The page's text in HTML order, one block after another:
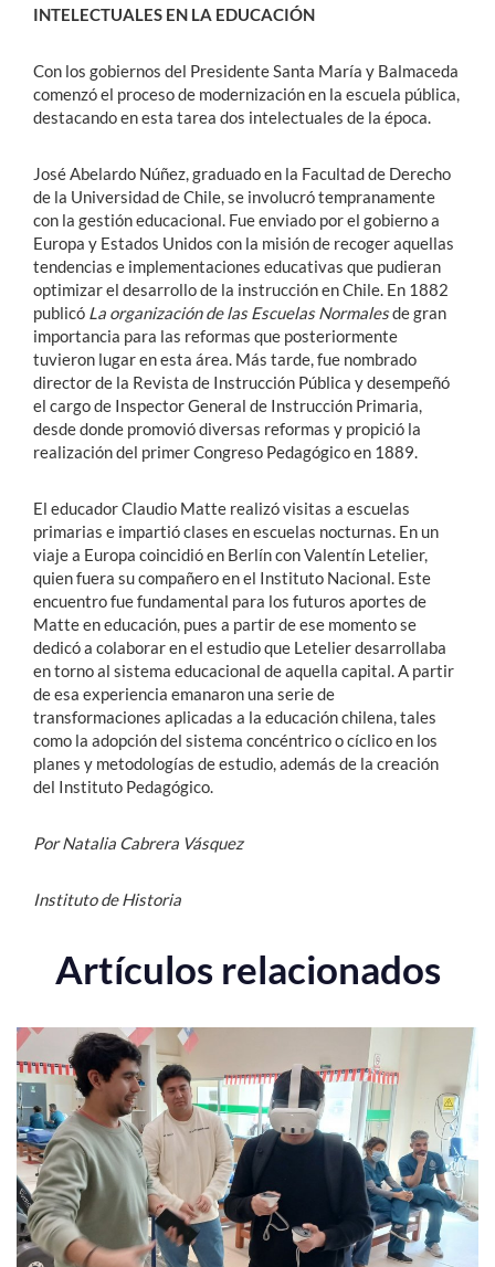
INTELECTUALES EN LA EDUCACIÓN
Con los gobiernos del Presidente Santa María y Balmaceda
comenzó el proceso de modernización en la escuela pública,
destacando en esta tarea dos intelectuales de la época.
José Abelardo Núñez, graduado en la Facultad de Derecho
de la Universidad de Chile, se involucró tempranamente
con la gestión educacional. Fue enviado por el gobierno a
Europa y Estados Unidos con la misión de recoger aquellas
tendencias e implementaciones educativas que pudieran
optimizar el desarrollo de la instrucción en Chile. En 1882
publicó La organización de las Escuelas Normalesde gran
importancia para las reformas que posteriormente
tuvieron lugar en esta área. Más tarde, fue nombrado
director de la Revista de Instrucción Pública y desempeñó
el cargo de Inspector General de Instrucción Primaria,
desde donde promovió diversas reformas y propició la
realización del primer Congreso Pedagógico en 1889.
El educador Claudio Matte realizó visitas a escuelas
primarias e impartió clases en escuelas nocturnas. En un
viaje a Europa coincidió en Berlín con Valentín Letelier,
quien fuera su compañero en el Instituto Nacional. Este
encuentro fue fundamental para los futuros aportes de
Matte en educación, pues a partir de ese momento se
dedicó a colaborar en el estudio que Letelier desarrollaba
en torno al sistema educacional de aquella capital. A partir
de esa experiencia emanaron una serie de
transformaciones aplicadas a la educación chilena, tales
como la adopción del sistema concéntrico o cíclico en los
planes y metodologías de estudio, además de la creación
del Instituto Pedagógico.
Por Natalia Cabrera Vásquez
Instituto de Historia
Artículos relacionados